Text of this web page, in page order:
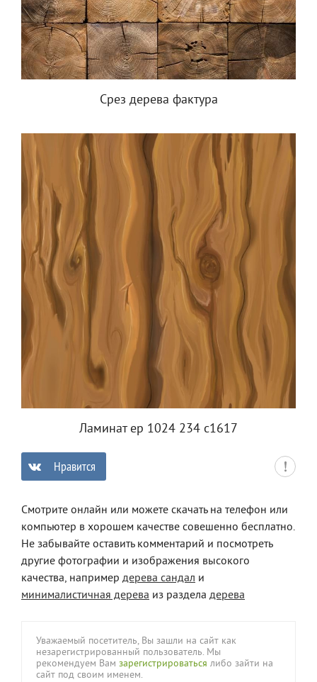
Срез дерева фактура
Ламинат ер 1024 234 с1617
Нравится
Смотрите онлайн или можете скачать на телефон или
компьютер в хорошем качестве совешенно бесплатно.
Не забывайте оставить комментарий и посмотреть
другие фотографии и изображения высокого
качества, например дерева сандал и
минималистичная дерева из раздела дерева
Уважаемый посетитель, Вы зашли на сайт как
незарегистрированный пользователь. Мы
рекомендуем Вам зарегистрироваться либо зайти на
сайт под своим именем.